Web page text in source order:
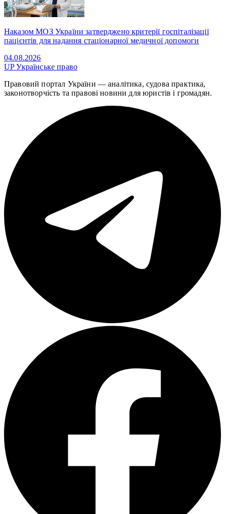
Наказом МОЗ України затверджено критерії госпіталізації
пацієнтів для надання стаціонарної медичної допомоги
04.08.2026
UPУкраїнське право
Правовий портал України — аналітика, судова практика,
законотворчість та правові новини для юристів і громадян.